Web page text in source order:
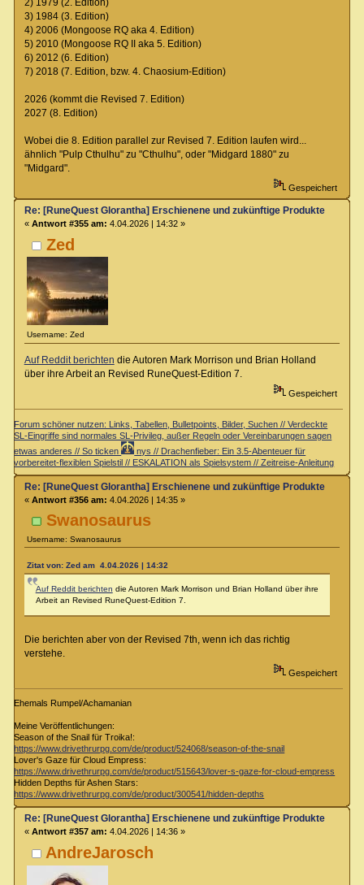
2) 1979 (2. Edition)
3) 1984 (3. Edition)
4) 2006 (Mongoose RQ aka 4. Edition)
5) 2010 (Mongoose RQ II aka 5. Edition)
6) 2012 (6. Edition)
7) 2018 (7. Edition, bzw. 4. Chaosium-Edition)
2026 (kommt die Revised 7. Edition)
2027 (8. Edition)
Wobei die 8. Edition parallel zur Revised 7. Edition laufen wird...
ähnlich "Pulp Cthulhu" zu "Cthulhu", oder "Midgard 1880" zu
"Midgard".
Gespeichert
Zed
Username: Zed
Re: [RuneQuest Glorantha] Erschienene und zukünftige Produkte
« Antwort #355 am: 4.04.2026 | 14:32 »
Auf Reddit berichten die Autoren Mark Morrison und Brian Holland
über ihre Arbeit an Revised RuneQuest-Edition 7.
Gespeichert
Forum schöner nutzen: Links, Tabellen, Bulletpoints, Bilder, Suchen // Verdeckte
SL-Eingriffe sind normales SL-Privileg, außer Regeln oder Vereinbarungen sagen
etwas anderes // So ticken
nys // Drachenfieber: Ein 3.5-Abenteuer für
vorbereitet-flexiblen Spielstil // ESKALATION als Spielsystem // Zeitreise-Anleitung
Swanosaurus
Username: Swanosaurus
Re: [RuneQuest Glorantha] Erschienene und zukünftige Produkte
« Antwort #356 am: 4.04.2026 | 14:35 »
Zitat von: Zed am 4.04.2026 | 14:32
Auf Reddit berichten die Autoren Mark Morrison und Brian Holland über ihre
Arbeit an Revised RuneQuest-Edition 7.
Die berichten aber von der Revised 7th, wenn ich das richtig
verstehe.
Gespeichert
Ehemals Rumpel/Achamanian
Meine Veröffentlichungen:
Season of the Snail für Troika!:
https://www.drivethrurpg.com/de/product/524068/season-of-the-snail
Lover's Gaze für Cloud Empress:
https://www.drivethrurpg.com/de/product/515643/lover-s-gaze-for-cloud-empress
Hidden Depths für Ashen Stars:
https://www.drivethrurpg.com/de/product/300541/hidden-depths
AndreJarosch
Re: [RuneQuest Glorantha] Erschienene und zukünftige Produkte
« Antwort #357 am: 4.04.2026 | 14:36 »